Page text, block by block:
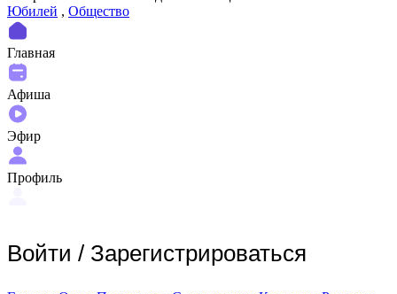
Юбилей , Общество
Главная
Афиша
Эфир
Профиль
Войти / Зарегистрироваться